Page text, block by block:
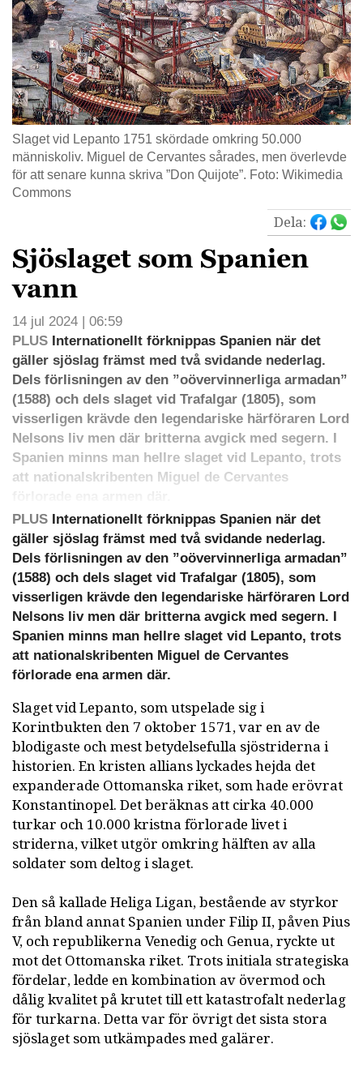
Slaget vid Lepanto 1751 skördade omkring 50.000
människoliv. Miguel de Cervantes sårades, men överlevde
för att senare kunna skriva ”Don Quijote”. Foto: Wikimedia
Commons
Dela:
Sjöslaget som Spanien
vann
14 jul 2024 | 06:59
PLUS Internationellt förknippas Spanien när det
gäller sjöslag främst med två svidande nederlag.
Dels förlisningen av den ”oövervinnerliga armadan”
(1588) och dels slaget vid Trafalgar (1805), som
visserligen krävde den legendariske härföraren Lord
Nelsons liv men där britterna avgick med segern. I
Spanien minns man hellre slaget vid Lepanto, trots
att nationalskribenten Miguel de Cervantes
PLUS Internationellt förknippas Spanien när det
gäller sjöslag främst med två svidande nederlag.
Dels förlisningen av den ”oövervinnerliga armadan”
(1588) och dels slaget vid Trafalgar (1805), som
visserligen krävde den legendariske härföraren Lord
Nelsons liv men där britterna avgick med segern. I
Spanien minns man hellre slaget vid Lepanto, trots
att nationalskribenten Miguel de Cervantes
förlorade ena armen där.
Slaget vid Lepanto, som utspelade sig i
Korintbukten den 7 oktober 1571, var en av de
blodigaste och mest betydelsefulla sjöstriderna i
historien. En kristen allians lyckades hejda det
expanderade Ottomanska riket, som hade erövrat
Konstantinopel. Det beräknas att cirka 40.000
turkar och 10.000 kristna förlorade livet i
striderna, vilket utgör omkring hälften av alla
soldater som deltog i slaget.
Den så kallade Heliga Ligan, bestående av styrkor
från bland annat Spanien under Filip II, påven Pius
V, och republikerna Venedig och Genua, ryckte ut
mot det Ottomanska riket. Trots initiala strategiska
fördelar, ledde en kombination av övermod och
dålig kvalitet på krutet till ett katastrofalt nederlag
för turkarna. Detta var för övrigt det sista stora
sjöslaget som utkämpades med galärer.